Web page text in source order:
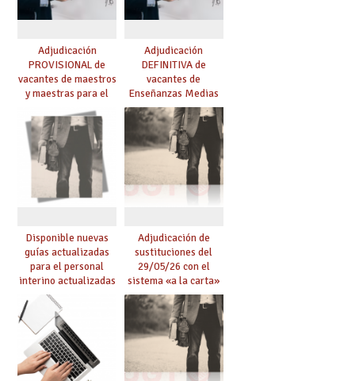
Adjudicación
PROVISIONAL de
vacantes de maestros
y maestras para el
curso 26-27
Adjudicación
DEFINITIVA de
vacantes de
Enseñanzas Medias
para el curso 26-27
Disponible nuevas
guías actualizadas
para el personal
interino actualizadas
para el curso 26/27
Adjudicación de
sustituciones del
29/05/26 con el
sistema «a la carta»
conseguido con el
Acuerdo de Mejoras